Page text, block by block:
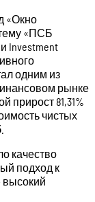
«Окно
«ПСБ
Investment
одним из
рынке
прирост 81,31%
чистых
качество
подход к